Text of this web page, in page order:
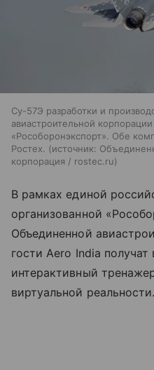
Су-57Э разработки и
авиастроительной
«Рособоронэкспорт». Обе
Ростех.
источник:
корпорация / rostec.ru
В рамках единой
организованной
Объединенной
гости Aero India
интерактивный
виртуальной реальности.